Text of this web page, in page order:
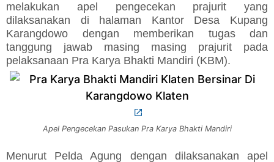
melakukan apel pengecekan prajurit yang
dilaksanakan di halaman Kantor Desa Kupang
Karangdowo dengan memberikan tugas dan
tanggung jawab masing masing prajurit pada
pelaksanaan Pra Karya Bhakti Mandiri (KBM).
Apel Pengecekan Pasukan Pra Karya Bhakti Mandiri
Menurut Pelda Agung dengan dilaksanakan apel